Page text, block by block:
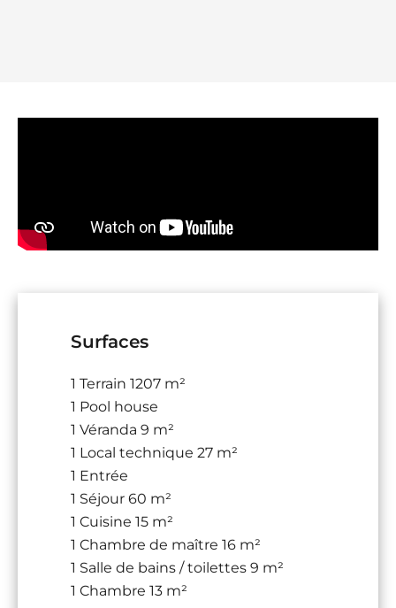
Surfaces
1 Terrain 1207 m²
1 Pool house
1 Véranda 9 m²
1 Local technique 27 m²
1 Entrée
1 Séjour 60 m²
1 Cuisine 15 m²
1 Chambre de maître 16 m²
1 Salle de bains / toilettes 9 m²
1 Chambre 13 m²